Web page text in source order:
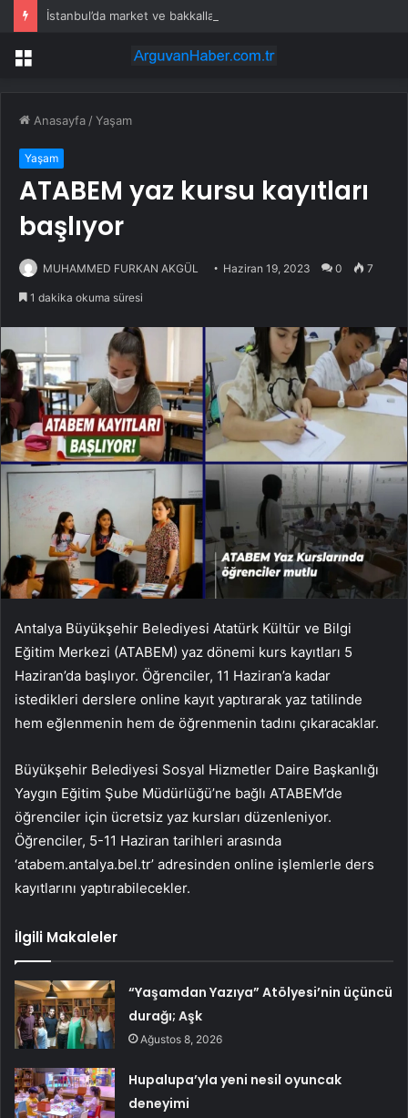
Menü
Anasayfa /Yaşam
Yaşam
ATABEM yaz kursu kayıtları
başlıyor
MUHAMMED FURKAN AKGÜL Haziran 19, 2023 0 7
1 dakika okuma süresi
Antalya Büyükşehir Belediyesi Atatürk Kültür ve Bilgi
Eğitim Merkezi (ATABEM) yaz dönemi kurs kayıtları 5
Haziran’da başlıyor. Öğrenciler, 11 Haziran’a kadar
istedikleri derslere online kayıt yaptırarak yaz tatilinde
hem eğlenmenin hem de öğrenmenin tadını çıkaracaklar.
Büyükşehir Belediyesi Sosyal Hizmetler Daire Başkanlığı
Yaygın Eğitim Şube Müdürlüğü’ne bağlı ATABEM’de
öğrenciler için ücretsiz yaz kursları düzenleniyor.
Öğrenciler, 5-11 Haziran tarihleri ​​arasında
‘atabem.antalya.bel.tr’ adresinden online işlemlerle ders
kayıtlarını yaptırabilecekler.
İlgili Makaleler
“Yaşamdan Yazıya” Atölyesi’nin üçüncü
durağı; Aşk
Ağustos 8, 2026
Hupalupa’yla yeni nesil oyuncak
deneyimi